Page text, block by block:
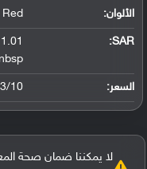
الألوان:
SAR
:
السعر: 3/10 (About 110 EUR)
لا يمكننا ضمان صحة